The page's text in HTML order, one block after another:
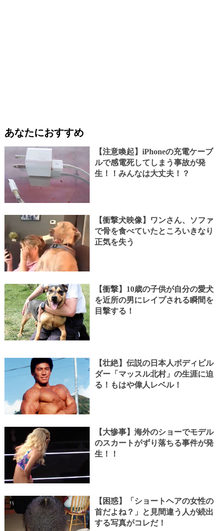
あなたにおすすめ
【注意喚起】iPhoneの充電ケーブ
ルで感電死してしまう事故が発
生！！みんなは大丈夫！？
【衝撃犬映像】ワンさん、ソファ
で骨を食べていたところいきなり
正気を失う
【衝撃】10歳の子供が自分の愛犬
を近所の男にレイプされる瞬間を
目撃する！
【壮絶】伝説の日本人ボディビル
ダー「マッスル北村」の生涯に迫
る！もはや偉人レベル！
【大惨事】海外のショーでモデル
のスカートがずり落ちる事件が発
生！！
【困惑】「ショートヘアの女性の
首だよね？」と見間違う人が続出
する写真がコレだ！